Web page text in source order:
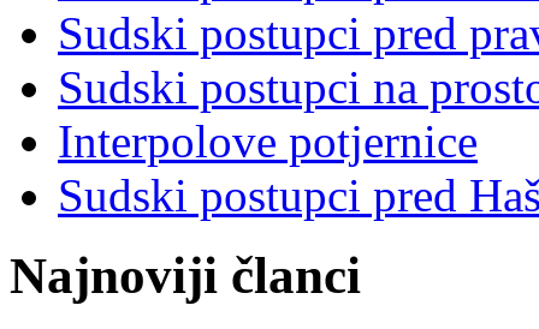
Sudski postupci pred
Sudski postupci na
Interpolove potjernice
Sudski postupci pred
Najnoviji članci